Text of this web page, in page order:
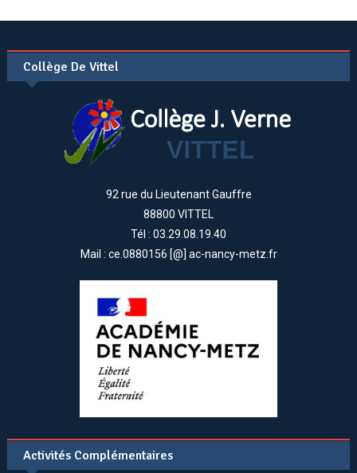
Collège De Vittel
92 rue du Lieutenant Gauffre
88800 VITTEL
Tél : 03.29.08.19.40
Mail : ce.0880156 [@] ac-nancy-metz.fr
Activités Complémentaires